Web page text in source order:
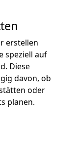
erstellen
speziell auf
Diese
davon, ob
oder
planen.